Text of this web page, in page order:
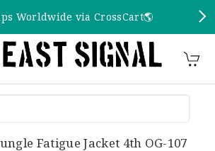
Worldwide via CrossCart🌎️
Fatigue Jacket 4th OG-107